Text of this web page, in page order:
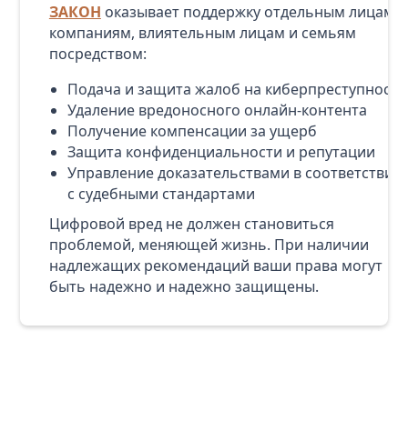
ЗАКОН оказывает поддержку отдельным лицам,
компаниям, влиятельным лицам и семьям
посредством:
Подача и защита жалоб на киберпреступность
Удаление вредоносного онлайн-контента
Получение компенсации за ущерб
Защита конфиденциальности и репутации
Управление доказательствами в соответствии
с судебными стандартами
Цифровой вред не должен становиться
проблемой, меняющей жизнь. При наличии
надлежащих рекомендаций ваши права могут
быть надежно и надежно защищены.